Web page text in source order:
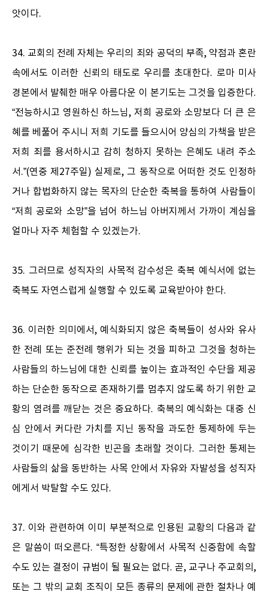
앗이다.
34. 교회의 전례 자체는 우리의 죄와 공덕의 부족, 약점과 혼란
속에서도 이러한 신뢰의 태도로 우리를 초대한다. 로마 미사
경본에서 발췌한 매우 아름다운 이 본기도는 그것을 입증한다.
“전능하시고 영원하신 하느님, 저희 공로와 소망보다 더 큰 은
혜를 베풀어 주시니 저희 기도를 들으시어 양심의 가책을 받은
저희 죄를 용서하시고 감히 청하지 못하는 은혜도 내려 주소
서.”(연중 제27주일) 실제로, 그 동작으로 어떠한 것도 인정하
거나 합법화하지 않는 목자의 단순한 축복을 통하여 사람들이
“저희 공로와 소망”을 넘어 하느님 아버지께서 가까이 계심을
얼마나 자주 체험할 수 있겠는가.
35. 그러므로 성직자의 사목적 감수성은 축복 예식서에 없는
축복도 자연스럽게 실행할 수 있도록 교육받아야 한다.
36. 이러한 의미에서, 예식화되지 않은 축복들이 성사와 유사
한 전례 또는 준전례 행위가 되는 것을 피하고 그것을 청하는
사람들의 하느님에 대한 신뢰를 높이는 효과적인 수단을 제공
하는 단순한 동작으로 존재하기를 멈추지 않도록 하기 위한 교
황의 염려를 깨닫는 것은 중요하다. 축복의 예식화는 대중 신
심 안에서 커다란 가치를 지닌 동작을 과도한 통제하에 두는
것이기 때문에 심각한 빈곤을 초래할 것이다. 그러한 통제는
사람들의 삶을 동반하는 사목 안에서 자유와 자발성을 성직자
에게서 박탈할 수도 있다.
37. 이와 관련하여 이미 부분적으로 인용된 교황의 다음과 같
은 말씀이 떠오른다. “특정한 상황에서 사목적 신중함에 속할
수도 있는 결정이 규범이 될 필요는 없다. 곧, 교구나 주교회의,
또는 그 밖의 교회 조직이 모든 종류의 문제에 관한 절차나 예